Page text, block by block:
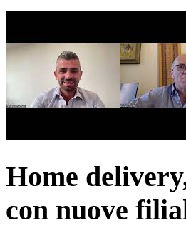
Home
con nuove